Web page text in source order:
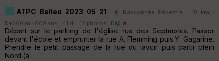
ATPC Belleu 2023 05 21
Randonnée Pédestre · 18 km ·
D+260 m · 609 vus · 41 dl · 12 photos · D@
Départ sur le parking de l'église rue des Septmonts. Passer
devant l'école et emprunter la rue A. Flemming puis Y. Gagarine.
Prendre le petit passage de la rue du lavoir puis partir plein
Nord (à